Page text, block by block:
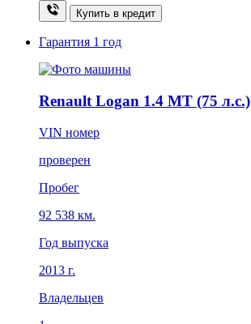
Купить в кредит
Гарантия 1 год
Renault Logan 1.4 MT (75 л.с.)
VIN номер
проверен
Пробег
92 538 км.
Год выпуска
2013 г.
Владельцев